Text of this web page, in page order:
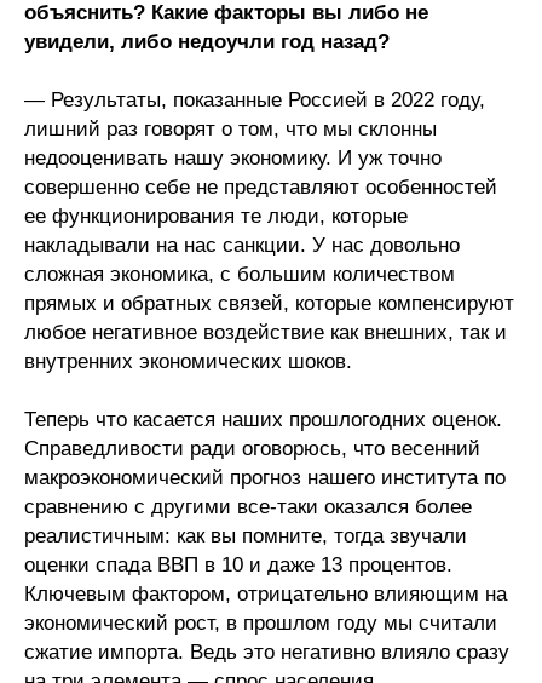
Поступление
Обучение
Нормативные документы
Диссертационный совет
О совете
Материалы
Конкурсы и вакансии
объяснить? Какие факторы вы либо не
увидели, либо недоучли год назад?
— Результаты, показанные Россией в 2022 году,
лишний раз говорят о том, что мы склонны
недооценивать нашу экономику. И уж точно
совершенно себе не представляют особенностей
ее функционирования те люди, которые
накладывали на нас санкции. У нас довольно
сложная экономика, с большим количеством
прямых и обратных связей, которые компенсируют
любое негативное воздействие как внешних, так и
внутренних экономических шоков.
Теперь что касается наших прошлогодних оценок.
Справедливости ради оговорюсь, что весенний
макроэкономический прогноз нашего института по
сравнению с другими все-таки оказался более
реалистичным: как вы помните, тогда звучали
оценки спада ВВП в 10 и даже 13 процентов.
Ключевым фактором, отрицательно влияющим на
экономический рост, в прошлом году мы считали
сжатие импорта. Ведь это негативно влияло сразу